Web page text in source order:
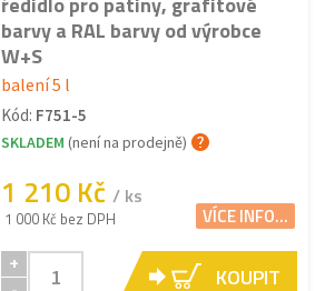
barvy a RAL barvy od výrobce
W+S
balení 5 l
Kód: F751-5
SKLADEM (není na prodejně)
1 210 Kč / ks
1 000 Kč bez DPH VÍCE INFO...
+
KOUPIT